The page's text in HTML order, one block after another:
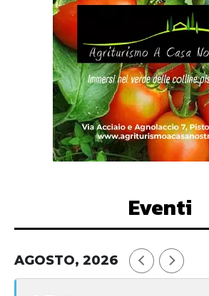
Eventi
AGOSTO, 2026